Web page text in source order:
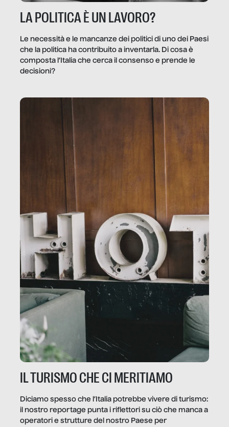
LA POLITICA È UN LAVORO?
Le necessità e le mancanze dei politici di uno dei Paesi
che la politica ha contribuito a inventarla. Di cosa è
composta l’Italia che cerca il consenso e prende le
decisioni?
IL TURISMO CHE CI MERITIAMO
Diciamo spesso che l’Italia potrebbe vivere di turismo:
il nostro reportage punta i riflettori su ciò che manca a
operatori e strutture del nostro Paese per